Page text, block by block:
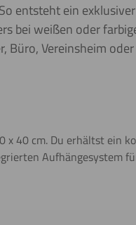
entsteht ein exklusiver
bei weißen oder
Büro, Vereinsheim
x 40 cm. Du erhältst ein
Aufhängesystem